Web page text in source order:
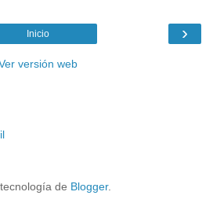
›
Inicio
versión web
de Blogger.